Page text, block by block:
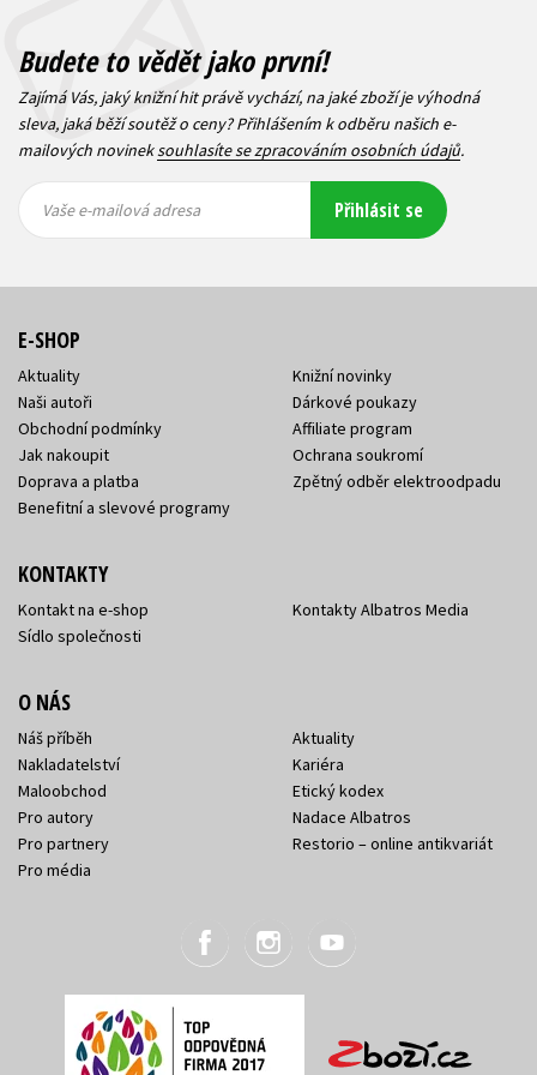
Budete to vědět jako první!
Zajímá Vás, jaký knižní hit právě vychází, na jaké zboží je výhodná
sleva, jaká běží soutěž o ceny? Přihlášením k odběru našich e-
mailových novineksouhlasíte se zpracováním osobních údajů.
mailová
mailová
Vaše e-mailová adresa Přihlásit se
E-SHOP
Aktuality
Naši autoři
Obchodní podmínky
Jak nakoupit
Doprava a platba
Benefitní a slevové programy
Knižní novinky
Dárkové poukazy
Affiliate program
Ochrana soukromí
Zpětný odběr elektroodpadu
KONTAKTY
Kontakt na e-shop
Sídlo společnosti
Kontakty Albatros Media
O NÁS
Náš příběh
Nakladatelství
Maloobchod
Pro autory
Pro partnery
Pro média
Aktuality
Kariéra
Etický kodex
Nadace Albatros
Restorio – online antikvariát